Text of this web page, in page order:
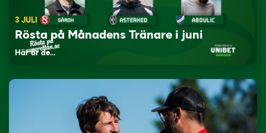
3 JULI
Rösta på Månadens Tränare i juni
Här är de…